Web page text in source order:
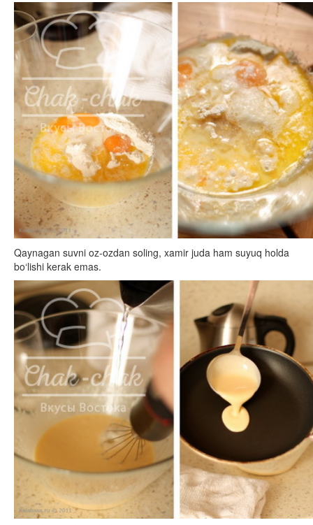
Qaynagan suvni oz-ozdan soling, xamir juda ham suyuq holda
bo‘lishi kerak emas.